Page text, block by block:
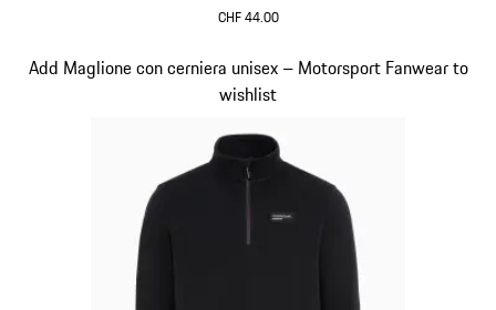
CHF 44.00
Add Maglione con cerniera unisex – Motorsport Fanwear to
wishlist
Diapositiva 15 di 20